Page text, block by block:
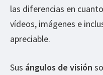
las diferencias en
vídeos, imágenes e
apreciable.
Sus ángulos de visión